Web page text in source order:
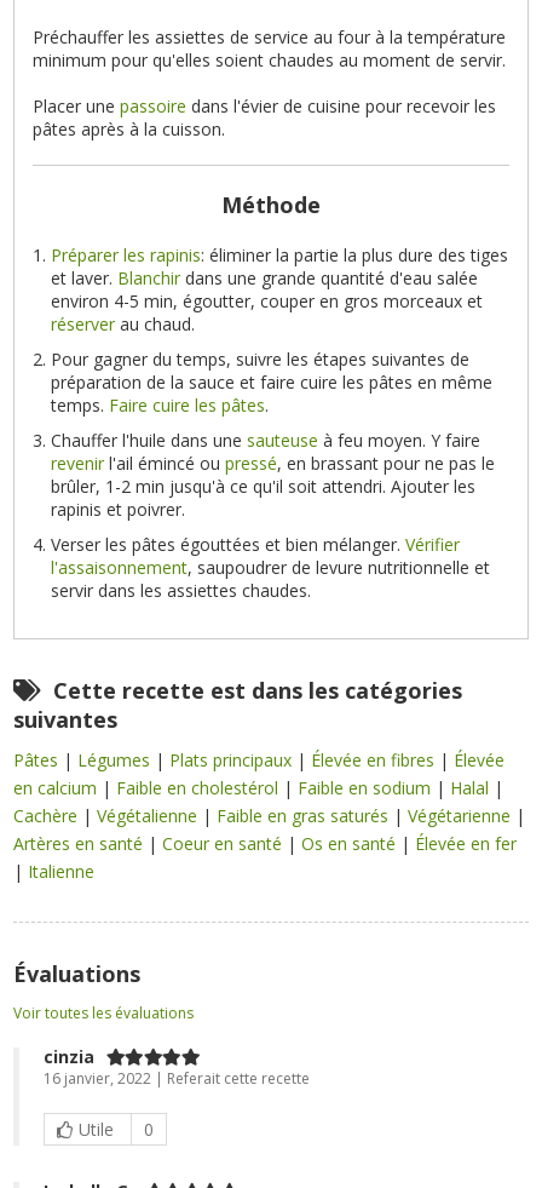
Préchauffer les assiettes de service au four à la température
minimum pour qu'elles soient chaudes au moment de servir.
Placer unepassoire dans l'évier de cuisine pour recevoir les
pâtes après à la cuisson.
Méthode
Préparer les rapinis: éliminer la partie la plus dure des tiges
et laver. Blanchir dans une grande quantité d'eau salée
environ 4-5 min, égoutter, couper en gros morceaux et
réserver au chaud.
Pour gagner du temps, suivre les étapes suivantes de
préparation de la sauce et faire cuire les pâtes en même
temps. Faire cuire les pâtes.
Chauffer l'huile dans unesauteuse à feu moyen. Y faire
revenir l'ail émincé oupressé, en brassant pour ne pas le
brûler, 1-2 min jusqu'à ce qu'il soit attendri. Ajouter les
rapinis et poivrer.
Verser les pâtes égouttées et bien mélanger.Vérifier
l'assaisonnement, saupoudrer de levure nutritionnelle et
servir dans les assiettes chaudes.
Cette recette est dans les catégories
suivantes
Pâtes | Légumes | Plats principaux | Élevée en fibres | Élevée
en calcium | Faible en cholestérol | Faible en sodium | Halal |
Cachère |Végétalienne | Faible en gras saturés |Végétarienne |
Artères en santé |Coeur en santé |Os en santé | Élevée en fer
| Italienne
Évaluations
Voir toutes les évaluations
cinzia
16 janvier, 2022 | Referait cette recette
Utile 0